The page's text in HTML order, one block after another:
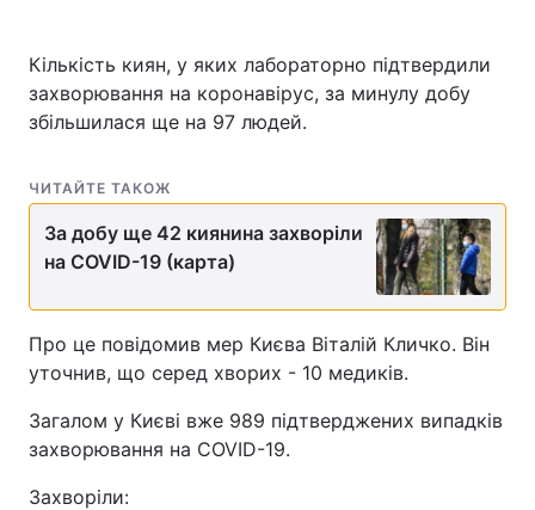
Кількість киян, у яких лабораторно підтвердили
захворювання на коронавірус, за минулу добу
збільшилася ще на 97 людей.
ЧИТАЙТЕ ТАКОЖ
За добу ще 42 киянина захворіли
на COVID-19 (карта)
Про це повідомив мер Києва Віталій Кличко. Він
уточнив, що серед хворих - 10 медикiв.
Загалом у Києві вже 989 підтверджених випадків
захворювання на COVID-19.
Захворіли: